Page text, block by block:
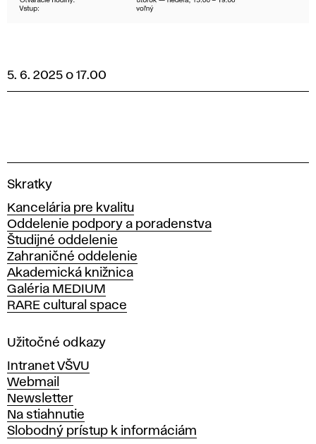
5. 6. 2025 o 17.00
V
s
o
k
á
š
k
o
a
ý
t
v
a
r
Skratky
Kancelária pre kvalitu
Oddelenie podpory a poradenstva
Študijné oddelenie
Zahraničné oddelenie
Akademická knižnica
Galéria MEDIUM
RARE cultural space
Užitočné odkazy
Intranet VŠVU
Webmail
Newsletter
Na stiahnutie
Slobodný prístup k informáciám